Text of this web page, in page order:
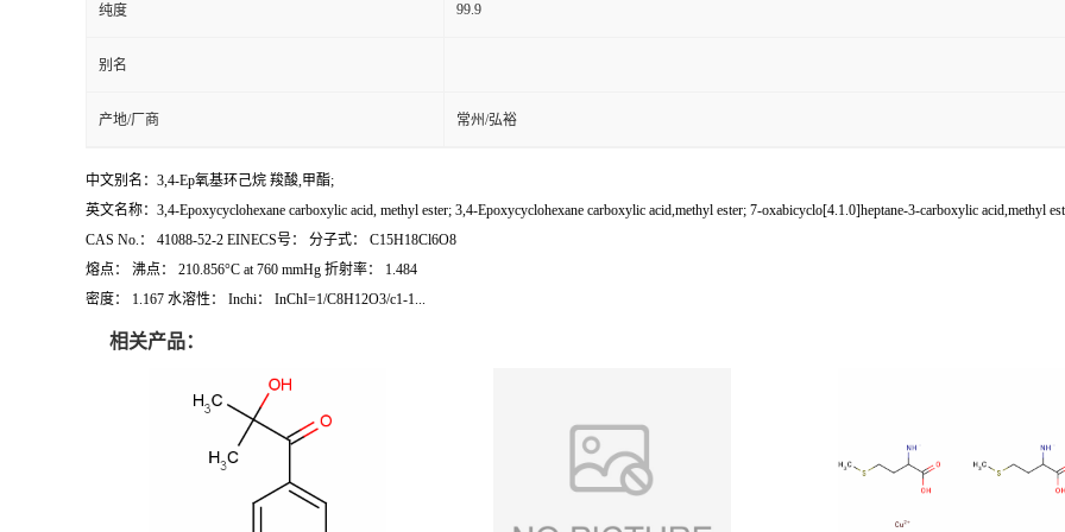
纯度 99.9
别名
产地/厂商 常州/弘裕
中文别名：3,4-Ep氧基环己烷 羧酸,甲酯;
英文名称：3,4-Epoxycyclohexane carboxylic acid, methyl ester; 3,4-Epoxycyclohexane carboxylic acid,methyl ester; 7-oxabicyclo[4.1.0]heptane-3-carboxylic acid,methyl
CAS No.： 41088-52-2 EINECS号： 分子式： C15H18Cl6O8
熔点： 沸点： 210.856°C at 760 mmHg 折射率： 1.484
密度： 1.167 水溶性： Inchi： InChI=1/C8H12O3/c1-1...
相关产品：